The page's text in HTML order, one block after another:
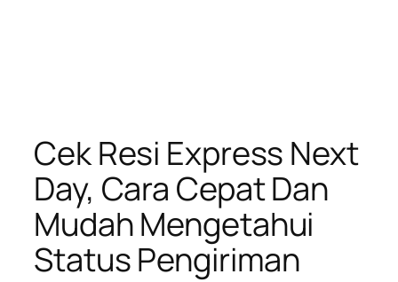
Cek Resi Express Next
Day, Cara Cepat Dan
Mudah Mengetahui
Status Pengiriman